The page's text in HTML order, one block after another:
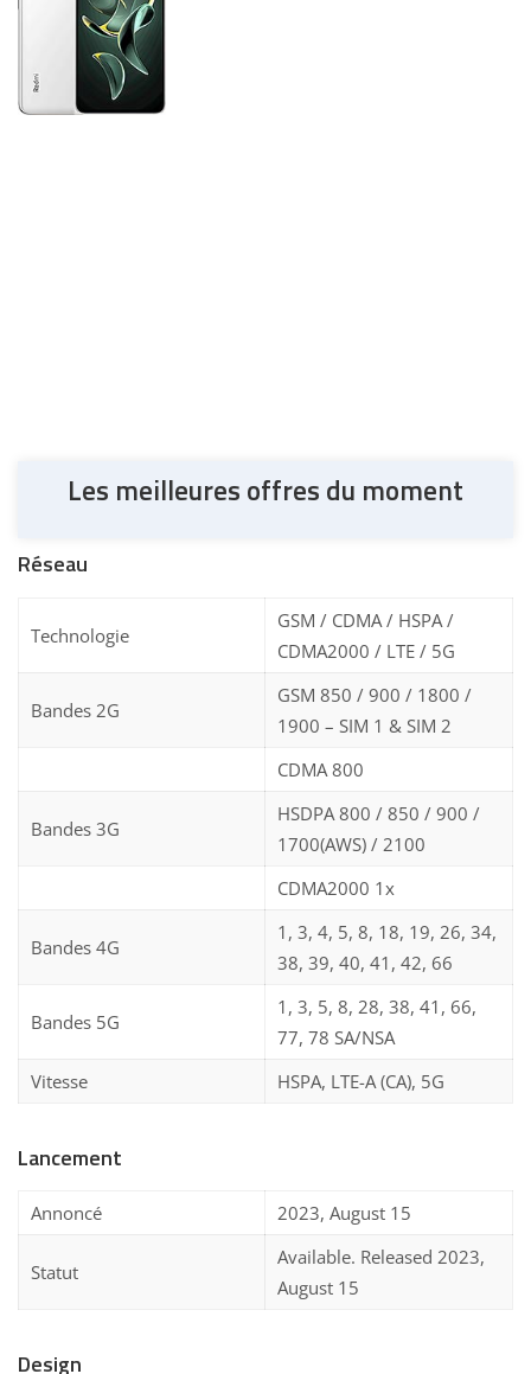
Les meilleures offres du moment
Réseau
Technologie
GSM / CDMA / HSPA /
CDMA2000 / LTE / 5G
Bandes 2G
GSM 850 / 900 / 1800 /
1900 – SIM 1 & SIM 2
CDMA 800
Bandes 3G
HSDPA 800 / 850 / 900 /
1700(AWS) / 2100
CDMA2000 1x
Bandes 4G
1, 3, 4, 5, 8, 18, 19, 26, 34,
38, 39, 40, 41, 42, 66
Bandes 5G
1, 3, 5, 8, 28, 38, 41, 66,
77, 78 SA/NSA
Vitesse
HSPA, LTE-A (CA), 5G
Lancement
Annoncé 2023, August 15
Statut
Available. Released 2023,
August 15
Design